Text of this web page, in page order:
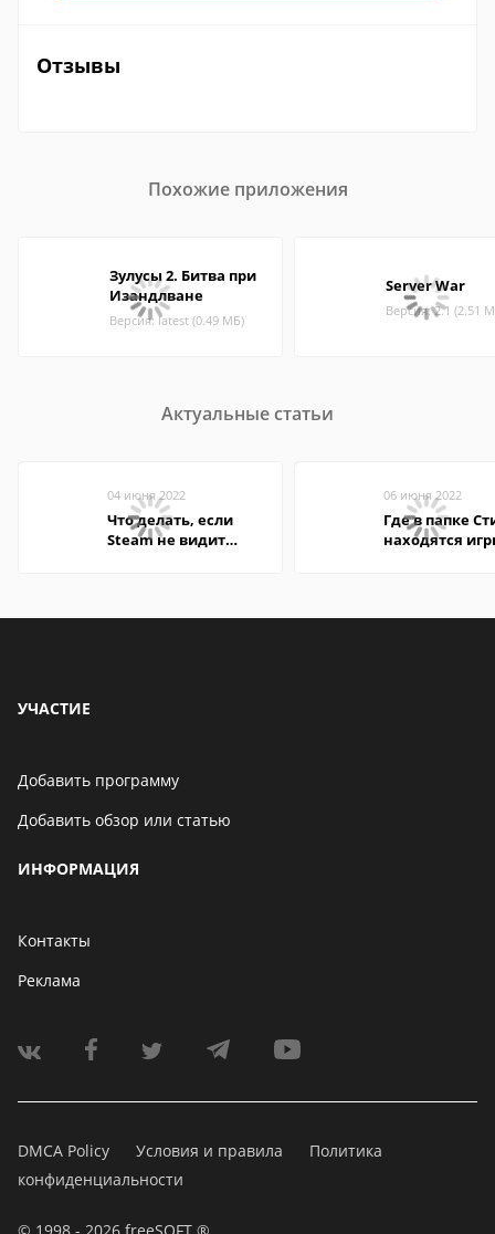
Отзывы
Похожие приложения
Зулусы 2. Битва при
Изандлване
Версия: latest (0.49 МБ)
Server War
Версия: 2.1 (2.51
Актуальные статьи
04 июня 2022
Что делать, если
Steam не видит
06 июня 2022
Где в папке
находятся
УЧАСТИЕ
Добавить программу
Добавить обзор или статью
ИНФОРМАЦИЯ
Контакты
Реклама
DMCA Policy Условия и правила
Политика
конфиденциальности